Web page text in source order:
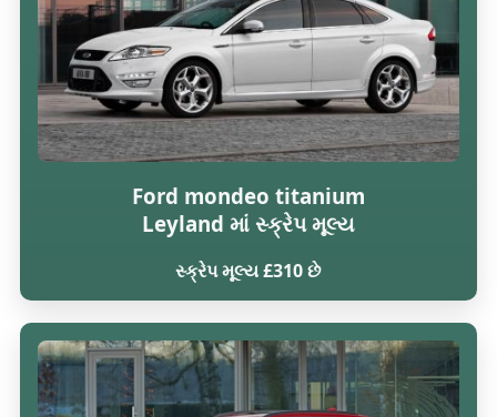
Ford mondeo titanium
Leyland માં સ્ક્રેપ મૂલ્ય
સ્ક્રેપ મૂલ્ય £310 છે